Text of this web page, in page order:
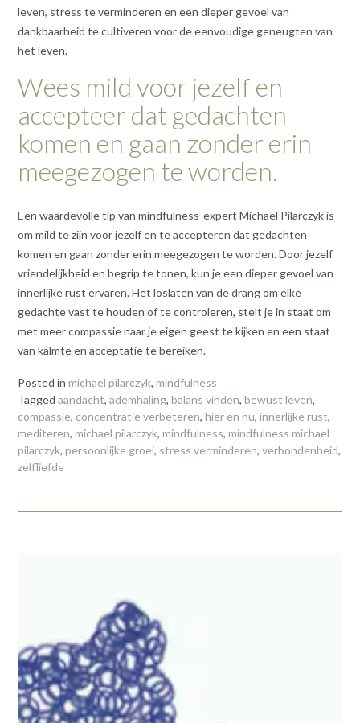
leven, stress te verminderen en een dieper gevoel van
dankbaarheid te cultiveren voor de eenvoudige geneugten van
het leven.
Wees mild voor jezelf en
accepteer dat gedachten
komen en gaan zonder erin
meegezogen te worden.
Een waardevolle tip van mindfulness-expert Michael Pilarczyk is
om mild te zijn voor jezelf en te accepteren dat gedachten
komen en gaan zonder erin meegezogen te worden. Door jezelf
vriendelijkheid en begrip te tonen, kun je een dieper gevoel van
innerlijke rust ervaren. Het loslaten van de drang om elke
gedachte vast te houden of te controleren, stelt je in staat om
met meer compassie naar je eigen geest te kijken en een staat
van kalmte en acceptatie te bereiken.
Posted in michael pilarczyk, mindfulness
Tagged aandacht, ademhaling, balans vinden, bewust leven,
compassie, concentratie verbeteren, hier en nu, innerlijke rust,
mediteren, michael pilarczyk, mindfulness, mindfulness michael
pilarczyk, persoonlijke groei, stress verminderen, verbondenheid,
zelfliefde